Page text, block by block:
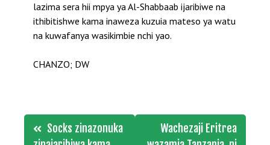
lazima sera hii mpya ya Al-Shabbaab ijaribiwe na
ithibitishwe kama inaweza kuzuia mateso ya watu
na kuwafanya wasikimbie nchi yao.
CHANZO; DW
PostSocks zinazonuka
Wachezaji Eritrea